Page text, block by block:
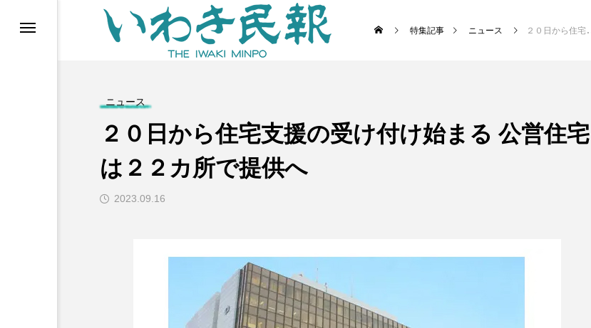
特集記事 ニュース ２０日から住宅支援の受け付け始まる 公営住宅は２２カ所で提供へ
ニュース
２０日から住宅支援の受け付け始まる 公営住宅
は２２カ所で提供へ
2023.09.16